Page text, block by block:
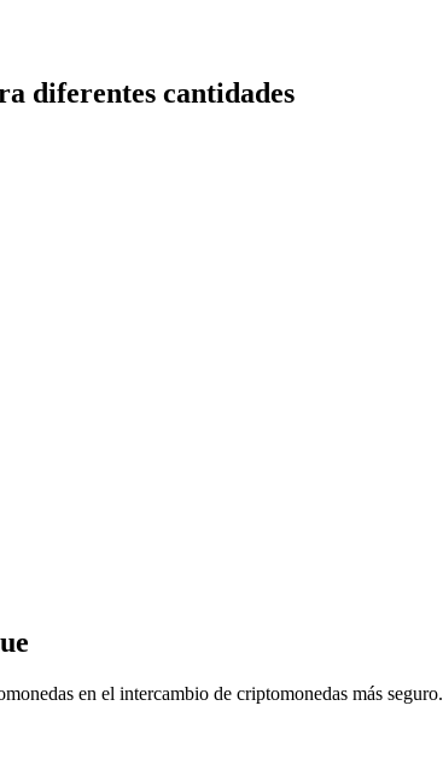
diferentes cantidades
en el intercambio de criptomonedas más seguro.